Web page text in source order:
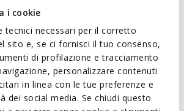
i cookie
tecnici necessari per il corretto
sito e, se ci fornisci il tuo consenso,
di profilazione e tracciamento
personalizzare contenuti
in linea con le tue preferenze e
dei social media. Se chiudi questo
In this elegant black version,
Maddalusia C enhances
unique and bold style.